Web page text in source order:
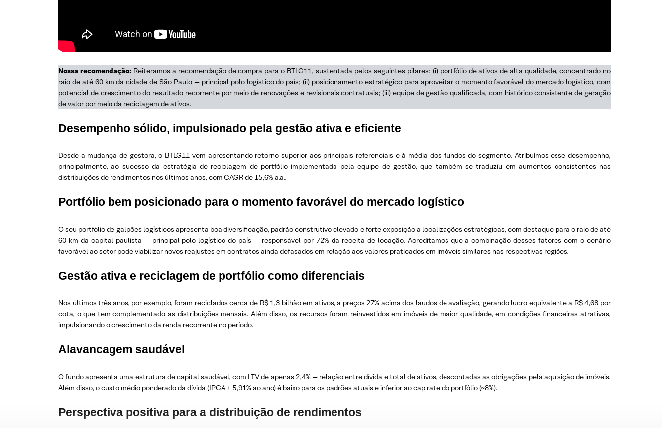
Nossa recomendação: Reiteramos a recomendação de compra para o BTLG11, sustentada pelos seguintes pilares: (i) portfólio de ativos de alta qualidade, concentrado no
raio de até 60 km da cidade de São Paulo — principal polo logístico do país; (ii) posicionamento estratégico para aproveitar o momento favorável do mercado logístico, com
potencial de crescimento do resultado recorrente por meio de renovações e revisionais contratuais; (iii) equipe de gestão qualificada, com histórico consistente de geração
de valor por meio da reciclagem de ativos.
Desempenho sólido, impulsionado pela gestão ativa e eficiente
Desde a mudança de gestora, o BTLG11 vem apresentando retorno superior aos principais referenciais e à média dos fundos do segmento. Atribuímos esse desempenho,
principalmente, ao sucesso da estratégia de reciclagem de portfólio implementada pela equipe de gestão, que também se traduziu em aumentos consistentes nas
distribuições de rendimentos nos últimos anos, com CAGR de 15,6% a.a..
Portfólio bem posicionado para o momento favorável do mercado logístico
O seu portfólio de galpões logísticos apresenta boa diversificação, padrão construtivo elevado e forte exposição a localizações estratégicas, com destaque para o raio de até
60 km da capital paulista — principal polo logístico do país — responsável por 72% da receita de locação. Acreditamos que a combinação desses fatores com o cenário
favorável ao setor pode viabilizar novos reajustes em contratos ainda defasados em relação aos valores praticados em imóveis similares nas respectivas regiões.
Gestão ativa e reciclagem de portfólio como diferenciais
Nos últimos três anos, por exemplo, foram reciclados cerca de R$ 1,3 bilhão em ativos, a preços 27% acima dos laudos de avaliação, gerando lucro equivalente a R$ 4,68 por
cota, o que tem complementado as distribuições mensais. Além disso, os recursos foram reinvestidos em imóveis de maior qualidade, em condições financeiras atrativas,
impulsionando o crescimento da renda recorrente no período.
Alavancagem saudável
O fundo apresenta uma estrutura de capital saudável, com LTV de apenas 2,4% — relação entre dívida e total de ativos, descontadas as obrigações pela aquisição de imóveis.
Além disso, o custo médio ponderado da dívida (IPCA + 5,91% ao ano) é baixo para os padrões atuais e inferior ao cap rate do portfólio (~8%).
Perspectiva positiva para a distribuição de rendimentos